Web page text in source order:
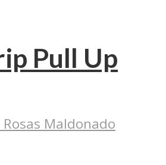
Pull Up
Maldonado